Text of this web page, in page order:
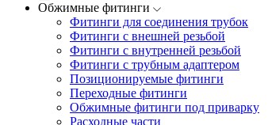
Обжимные фитинги
Фитинги для соединения трубок
Фитинги с внешней резьбой
Фитинги с внутренней резьбой
Фитинги с трубным адаптером
Позиционируемые фитинги
Переходные фитинги
Обжимные фитинги под приварку
Расходные части